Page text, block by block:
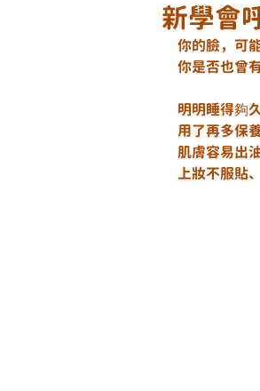
新學會
你的臉，可
你是否也曾
明明睡得夠
用了再多保
肌膚容易出
上妝不服貼